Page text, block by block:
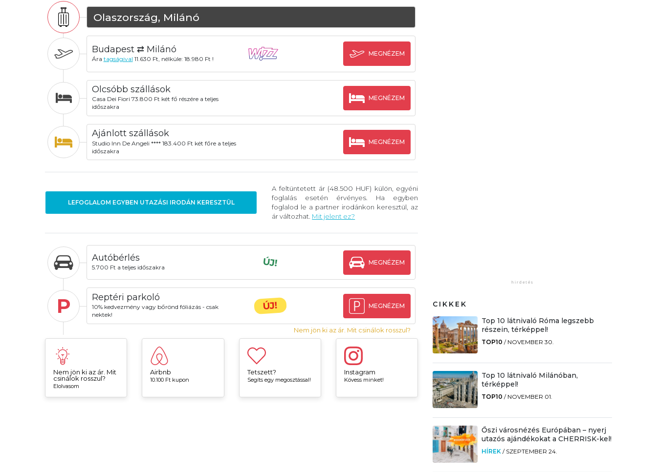
Olaszország, Milánó
Budapest ⇄ Milánó
Ára tagságival 11.630 Ft, nélküle: 18.980 Ft !
MEGNÉZEM
Olcsóbb szállások
Casa Dei Fiori 73.800 Ft két fő részére a teljes
időszakra
MEGNÉZEM
Ajánlott szállások
Studio Inn De Angeli **** 183.400 Ft két főre a teljes
időszakra
MEGNÉZEM
LEFOGLALOM EGYBEN UTAZÁSI IRODÁN KERESZTÜL
A feltüntetett ár (48.500 HUF) külön, egyéni
foglalás esetén érvényes. Ha egyben
foglalod le a partner irodánkon keresztül, az
ár változhat. Mit jelent ez?
Autóbérlés
5.700 Ft a teljes időszakra ÚJ! MEGNÉZEM
P Reptéri parkoló
10% kedvezmény vagy bőrönd fóliázás - csak
nektek!
ÚJ! MEGNÉZEM
Nem jön ki az ár. Mit csinálok rosszul?
Nem jön ki az ár. Mit
csinálok rosszul?
Elolvasom
Airbnb
10.100 Ft kupon
Tetszett?
Segíts egy megosztással!
Instagram
Kövess minket!
CIKKEK
Top 10 látnivaló Róma legszebb
részein, térképpel!
TOP10 / NOVEMBER 30.
Top 10 látnivaló Milánóban,
térképpel!
TOP10 / NOVEMBER 01.
Őszi városnézés Európában – nyerj
utazós ajándékokat a CHERRISK-kel!
HÍREK / SZEPTEMBER 24.